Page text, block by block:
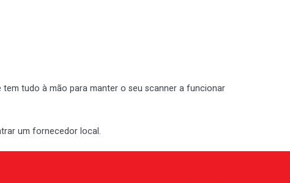
tudo à mão para manter o seu scanner a funcionar
um fornecedor local.